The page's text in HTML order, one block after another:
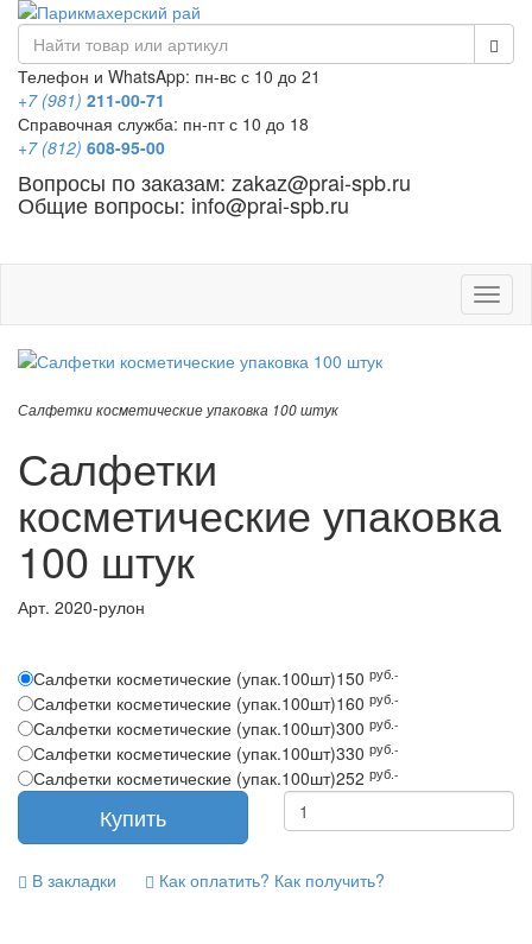
Телефон и WhatsApp: пн-вс с 10 до 21
+7 (981) 211-00-71
Справочная служба: пн-пт с 10 до 18
+7 (812) 608-95-00
Вопросы по заказам: zakaz@prai-spb.ru
Общие вопросы: info@prai-spb.ru
Салфетки косметические упаковка 100 штук
Салфетки
косметические упаковка
100 штук
Арт. 2020-рулон
Салфетки косметические (упак.100шт)150 руб.-
Салфетки косметические (упак.100шт)160 руб.-
Салфетки косметические (упак.100шт)300 руб.-
Салфетки косметические (упак.100шт)330 руб.-
Салфетки косметические (упак.100шт)252 руб.-
В закладки Как оплатить? Как получить?